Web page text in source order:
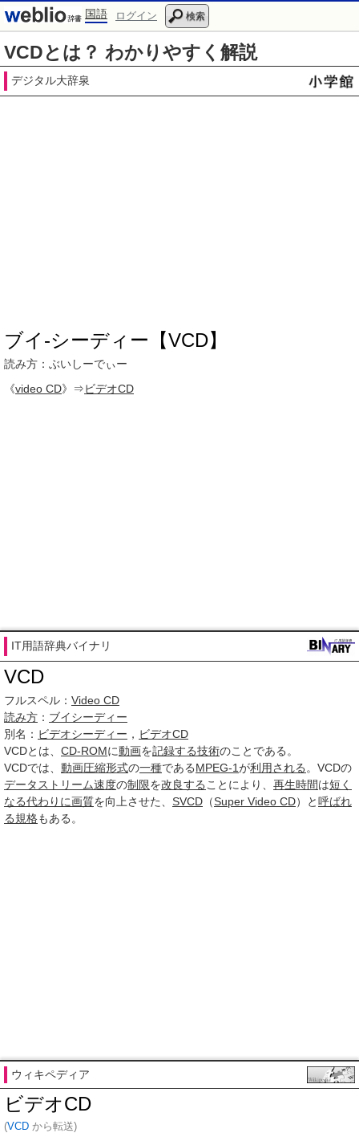
国語 ログイン 検索
VCDとは？ わかりやすく解説
デジタル大辞泉
ブイ‐シーディー【VCD】
読み方：ぶいしーでぃー
《video CD》⇒ビデオCD
IT用語辞典バイナリ
VCD
フルスペル： Video CD
読み方 ： ブイシーディー
別名： ビデオシーディー ， ビデオCD
VCDとは、 CD-ROMに動画を記録する技術のことである。
VCDでは、 動画圧縮形式の一種であるMPEG-1が利用される 。VCDの
データストリーム速度の制限を改良する ことにより、 再生時間は短く
なる代わりに画質を向上させた、 SVCD （Super Video CD）と呼ばれ
る規格もある。
ウィキペディア
ビデオCD
(VCD から転送)